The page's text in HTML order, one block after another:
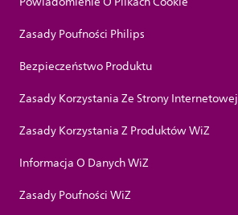
Zasady Poufności Philips
Bezpieczeństwo Produktu
Zasady Korzystania Ze Strony Internetowej
Zasady Korzystania Z Produktów WiZ
Informacja O Danych WiZ
Zasady Poufności WiZ